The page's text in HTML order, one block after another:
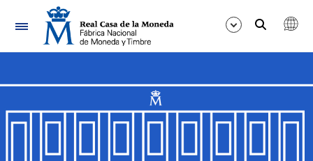
Navegación
Mostrar/Ocultar